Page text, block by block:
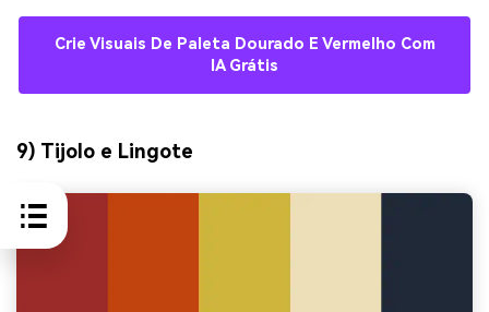
Crie Visuais De Paleta Dourado E Vermelho Com
IA Grátis
9) Tijolo e Lingote